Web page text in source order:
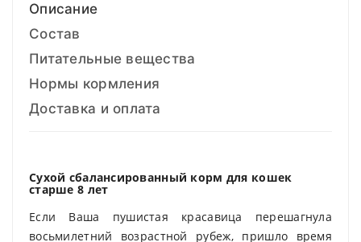
Описание
Состав
Питательные вещества
Нормы кормления
Доставка и оплата
Сухой сбалансированный корм для кошек
старше 8 лет
Если Ваша пушистая красавица перешагнула
восьмилетний возрастной рубеж, пришло время